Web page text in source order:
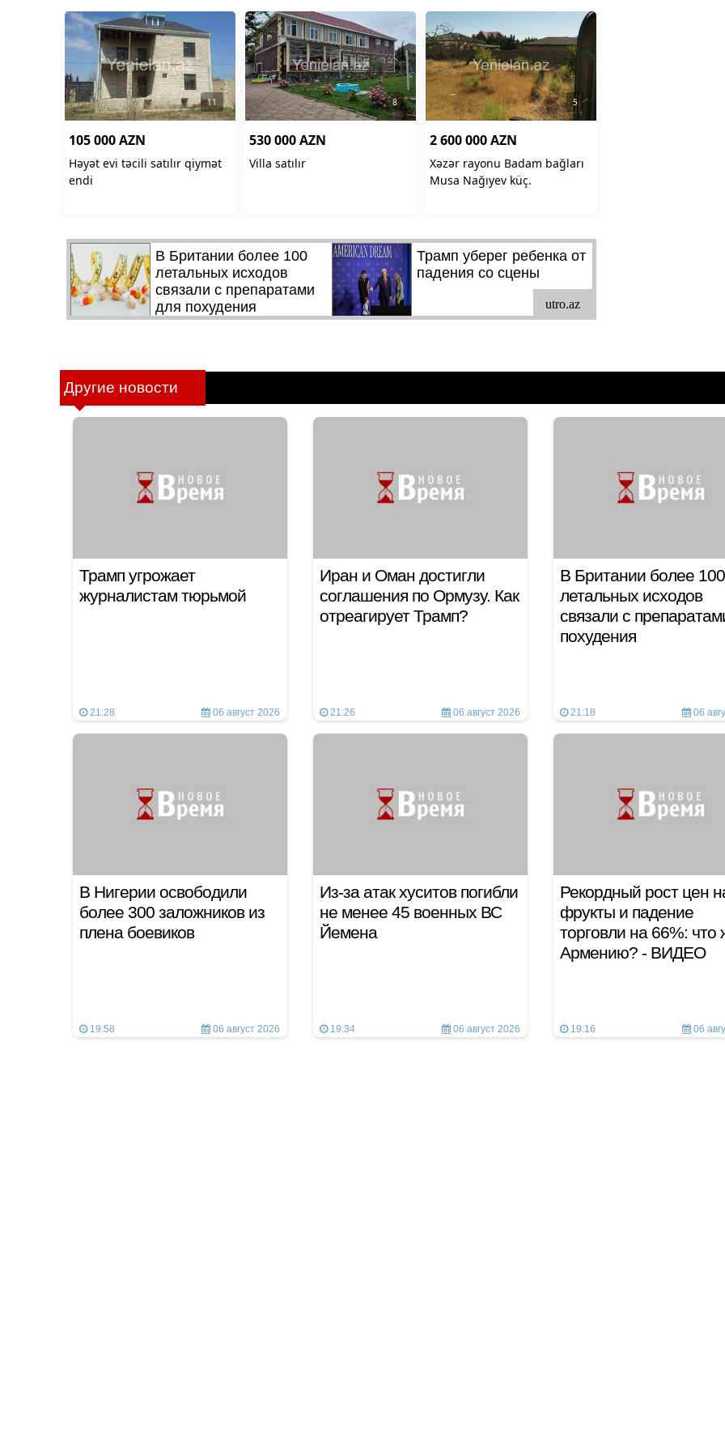
Другие новости
Трамп угрожает
журналистам тюрьмой
21:28 06 август 2026
Иран и Оман достигли
соглашения по Ормузу. Как
отреагирует Трамп?
21:26 06 август 2026
В Британии более 100
летальных исходов
связали с
похудения
21:18 06
В Нигерии освободили
более 300 заложников из
плена боевиков
19:58 06 август 2026
Из-за атак хуситов погибли
не менее 45 военных ВС
Йемена
19:34 06 август 2026
Рекордный рост цен
фрукты и падение
торговли на 66%: что
Армению? - ВИДЕО
19:16 06